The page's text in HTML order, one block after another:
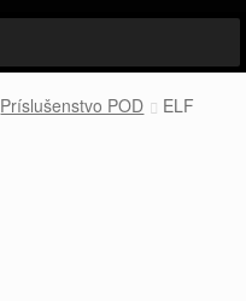
Príslušenstvo POD
ELF